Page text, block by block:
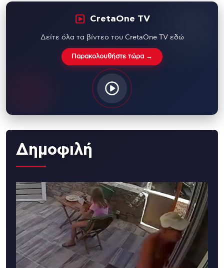
CretaOne TV
Δείτε όλα τα βίντεο του CretaOne TV εδώ
Παρακολουθήστε τώρα →
Δημοφιλή